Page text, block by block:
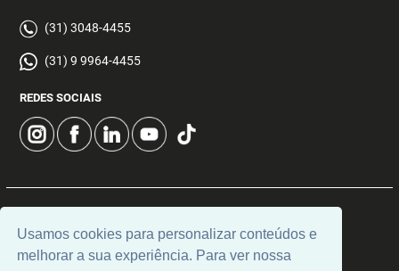
Usamos cookies para personalizar conteúdos e
melhorar a sua experiência. Para ver nossa
(31) 3048-4455
(31) 9 9964-4455
REDES SOCIAIS
Universal Software.